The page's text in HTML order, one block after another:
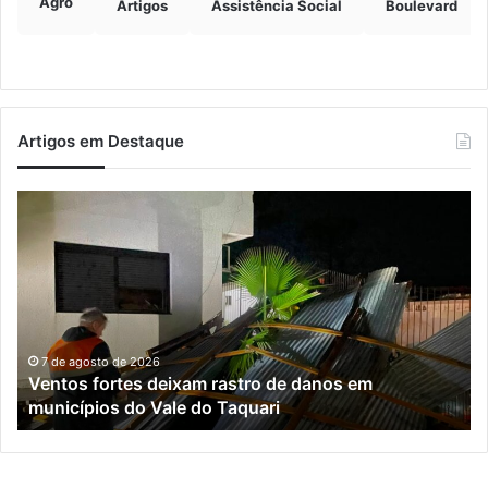
Artigos Assistência Social Boulevard
Artigos em Destaque
de danos em
Estrada
Roca
Sales
e
Muçum
é
liberada
após
serviços
de
manutenção
7 de agosto de 2026
Estrada entre Roca Sales e
serviços de manutenção